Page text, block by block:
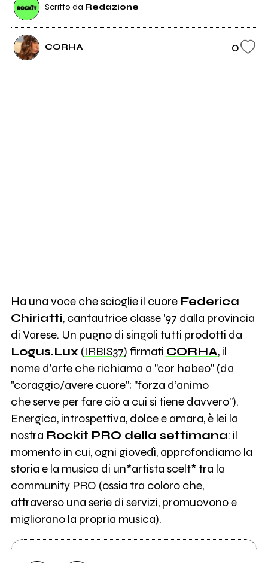
Scritto da Redazione
CORHA 0
Ha una voce che scioglie il cuore Federica
Chiriatti, cantautrice classe '97 dalla provincia
di Varese. Un pugno di singoli tutti prodotti da
Logus.Lux(IRBIS37) firmati CORHA, il
nome d’arte che richiama a "cor habeo" (da
"coraggio/avere cuore"; "forza d’animo
che serve per fare ciò a cui si tiene davvero").
Energica, introspettiva, dolce e amara, è lei la
nostra Rockit PRO della settimana: il
momento in cui, ogni giovedì, approfondiamo la
storia e la musica di un*artista scelt* tra la
community PRO (ossia tra coloro che,
attraverso una serie di servizi, promuovono e
migliorano la propria musica).